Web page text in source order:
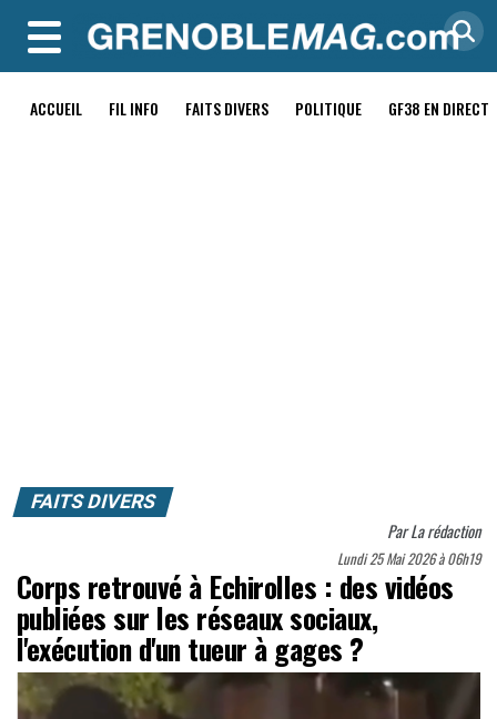
MENU
ACCUEIL FIL INFO FAITS DIVERS POLITIQUE GF38 EN DIRECT
FAITS DIVERS
ParLa rédaction
Lundi 25 Mai 2026 à 06h19
Corps retrouvé à Echirolles : des vidéos
publiées sur les réseaux sociaux,
l'exécution d'un tueur à gages ?